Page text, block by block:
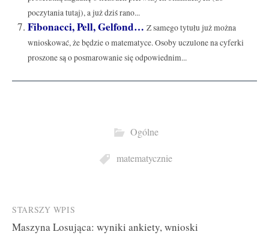
poczytania tutaj), a już dziś rano...
Fibonacci, Pell, Gelfond… Z samego tytułu już można
wnioskować, że będzie o matematyce. Osoby uczulone na cyferki
proszone są o posmarowanie się odpowiednim...
Ogólne
matematycznie
Post
navigation
STARSZY WPIS
Maszyna Losująca: wyniki ankiety, wnioski